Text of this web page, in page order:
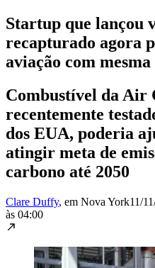
Startup que lançou
recapturado agora
aviação com
Combustível da Air
recentemente
dos EUA, poderia
atingir meta de
carbono até 2050
Clare Duffy, em Nova York11/
às 04:00